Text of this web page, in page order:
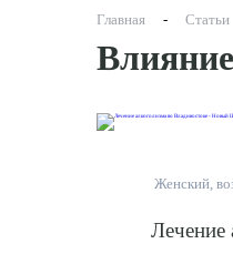
Главная - Статьи
Женский,
Лечение